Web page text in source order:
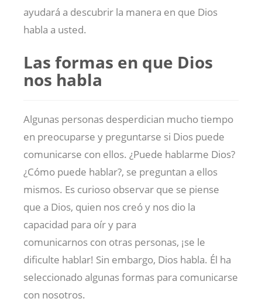
ayudará a descubrir la manera en que Dios
habla a usted.
Las formas en que Dios
nos habla
Algunas personas desperdician mucho tiempo
en preocuparse y preguntarse si Dios puede
comunicarse con ellos. ¿Puede hablarme Dios?
¿Cómo puede hablar?, se preguntan a ellos
mismos. Es curioso observar que se piense
que a Dios, quien nos creó y nos dio la
capacidad para oír y para
comunicarnos con otras personas, ¡se le
dificulte hablar! Sin embargo, Dios habla. Él ha
seleccionado algunas formas para comunicarse
con nosotros.